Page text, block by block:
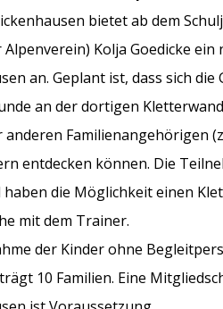
bietet ab dem
Alpenverein) Kolja Goedicke
an. Geplant ist, dass sich
an der dortigen
anderen Familienangehörigen
entdecken können. Die
die Möglichkeit einen
mit dem Trainer.
der Kinder ohne
10 Familien. Eine